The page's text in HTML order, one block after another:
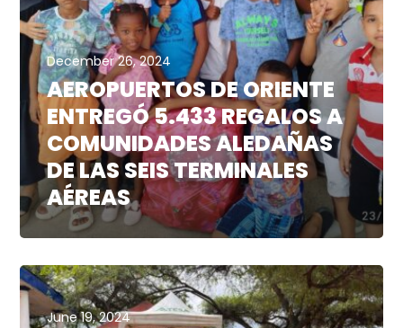
December 26, 2024
AEROPUERTOS DE ORIENTE
ENTREGÓ 5.433 REGALOS A
COMUNIDADES ALEDAÑAS
DE LAS SEIS TERMINALES
AÉREAS
June 19, 2024